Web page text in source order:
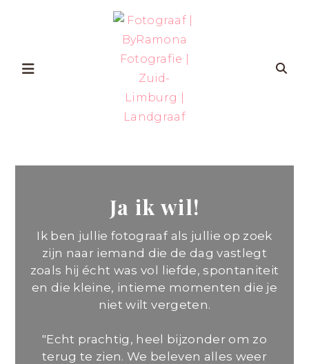
|
FOTOGRAFIE
|
ZUID-
LIMBURG
|
LANDGRAAF
VROUWEN
DIE
ZICHZELF
WILLEN
HERKENNEN
OP
FOTO’S
MET
AANDACHT
VOOR
EN
Ja ik wil!
Ik ben jullie fotograaf als jullie op zoek
zijn naar iemand die de dag vastlegt
zoals hij écht was vol liefde, spontaniteit
en die kleine, intieme momenten die je
niet wilt vergeten.
"Echt prachtig, heel bijzonder om zo
terug te zien. We beleven alles weer